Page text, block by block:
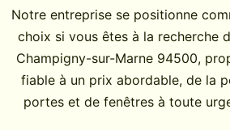
Notre entreprise se positionne
choix si vous êtes à la recherche
Champigny-sur-Marne 94500,
fiable à un prix abordable, de la
portes et de fenêtres à toute